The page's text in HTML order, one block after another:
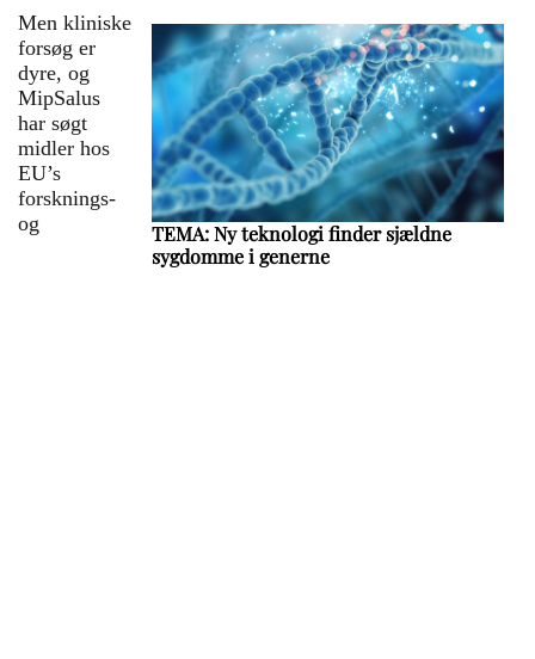
TEMA: Ny teknologi finder sjældne
sygdomme i generne
Men kliniske
forsøg er
dyre, og
MipSalus
har søgt
midler hos
EU’s
forsknings-
og